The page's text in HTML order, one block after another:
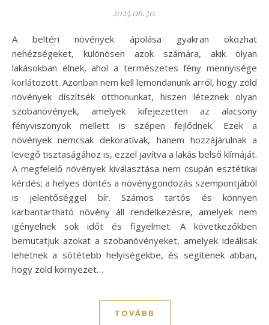
2025.06.30.
A beltéri növények ápolása gyakran okozhat
nehézségeket, különösen azok számára, akik olyan
lakásokban élnek, ahol a természetes fény mennyisége
korlátozott. Azonban nem kell lemondanunk arról, hogy zöld
növények díszítsék otthonunkat, hiszen léteznek olyan
szobanövények, amelyek kifejezetten az alacsony
fényviszonyok mellett is szépen fejlődnek. Ezek a
növények nemcsak dekoratívak, hanem hozzájárulnak a
levegő tisztaságához is, ezzel javítva a lakás belső klímáját.
A megfelelő növények kiválasztása nem csupán esztétikai
kérdés; a helyes döntés a növénygondozás szempontjából
is jelentőséggel bír. Számos tartós és könnyen
karbantartható növény áll rendelkezésre, amelyek nem
igényelnek sok időt és figyelmet. A következőkben
bemutatjuk azokat a szobanövényeket, amelyek ideálisak
lehetnek a sötétebb helyiségekbe, és segítenek abban,
hogy zöld környezet…
TOVÁBB